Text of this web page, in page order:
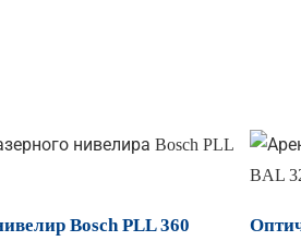
Bosch PLL 360